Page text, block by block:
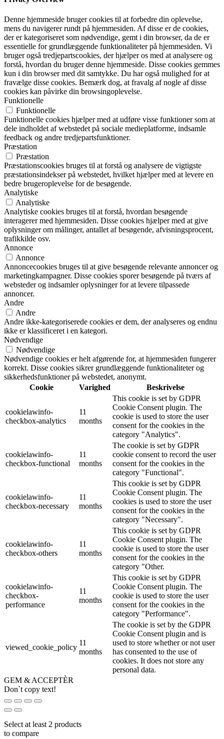
Denne hjemmeside bruger cookies til at forbedre din oplevelse,
mens du navigerer rundt på hjemmesiden. Af disse er de cookies,
der er kategoriseret som nødvendige, gemt i din browser, da de er
essentielle for grundlæggende funktionaliteter på hjemmesiden. Vi
bruger også tredjepartscookies, der hjælper os med at analysere og
forstå, hvordan du bruger denne hjemmeside. Disse cookies gemmes
kun i din browser med dit samtykke. Du har også mulighed for at
fravælge disse cookies. Bemærk dog, at fravalg af nogle af disse
cookies kan påvirke din browsingoplevelse.
Funktionelle
Funktionelle
Funktionelle cookies hjælper med at udføre visse funktioner som at
dele indholdet af webstedet på sociale medieplatforme, indsamle
feedback og andre tredjepartsfunktioner.
Præstation
Præstation
Præstationscookies bruges til at forstå og analysere de vigtigste
præstationsindekser på webstedet, hvilket hjælper med at levere en
bedre brugeroplevelse for de besøgende.
Analytiske
Analytiske
Analytiske cookies bruges til at forstå, hvordan besøgende
interagerer med hjemmesiden. Disse cookies hjælper med at give
oplysninger om målinger, antallet af besøgende, afvisningsprocent,
trafikkilde osv.
Annonce
Annonce
Annoncecookies bruges til at give besøgende relevante annoncer og
marketingkampagner. Disse cookies sporer besøgende på tværs af
websteder og indsamler oplysninger for at levere tilpassede
annoncer.
Andre
Andre
Andre ikke-kategoriserede cookies er dem, der analyseres og endnu
ikke er klassificeret i en kategori.
Nødvendige
Nødvendige
Nødvendige cookies er helt afgørende for, at hjemmesiden fungerer
korrekt. Disse cookies sikrer grundlæggende funktionaliteter og
sikkerhedsfunktioner på webstedet, anonymt.
Cookie
Varighed Beskrivelse
cookielawinfo-
checkbox-analytics
11
months
This cookie is set by GDPR
Cookie Consent plugin. The
cookie is used to store the user
consent for the cookies in the
category "Analytics".
cookielawinfo-
checkbox-functional
11
months
The cookie is set by GDPR
cookie consent to record the user
consent for the cookies in the
category "Functional".
cookielawinfo-
checkbox-necessary
11
months
This cookie is set by GDPR
Cookie Consent plugin. The
cookies is used to store the user
consent for the cookies in the
category "Necessary".
cookielawinfo-
checkbox-others
11
months
This cookie is set by GDPR
Cookie Consent plugin. The
cookie is used to store the user
consent for the cookies in the
category "Other.
cookielawinfo-
checkbox-
performance
11
months
This cookie is set by GDPR
Cookie Consent plugin. The
cookie is used to store the user
consent for the cookies in the
category "Performance".
viewed_cookie_policy
11
months
The cookie is set by the GDPR
Cookie Consent plugin and is
used to store whether or not user
has consented to the use of
cookies. It does not store any
personal data.
GEM & ACCEPTÈR
Don`t copy text!
Select at least 2 products
to compare